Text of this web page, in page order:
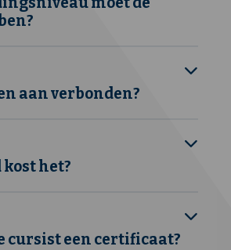
aan verbonden?
het?
cursist een certificaat?